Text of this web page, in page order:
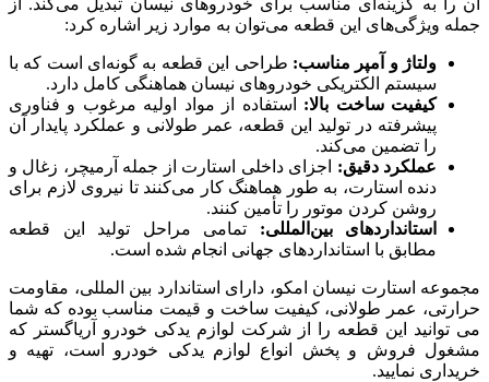
آن را به گزینه‌ای مناسب برای خودروهای نیسان تبدیل می‌کند. از
جمله ویژگی‌های این قطعه می‌توان به موارد زیر اشاره کرد:
ولتاژ و آمپر مناسب: طراحی این قطعه به گونه‌ای است که با
سیستم الکتریکی خودروهای نیسان هماهنگی کامل دارد.
کیفیت ساخت بالا: استفاده از مواد اولیه مرغوب و فناوری
پیشرفته در تولید این قطعه، عمر طولانی و عملکرد پایدار آن
را تضمین می‌کند.
عملکرد دقیق: اجزای داخلی استارت از جمله آرمیچر، زغال و
دنده استارت، به طور هماهنگ کار می‌کنند تا نیروی لازم برای
روشن کردن موتور را تأمین کنند.
استانداردهای بین‌المللی: تمامی مراحل تولید این قطعه
مطابق با استانداردهای جهانی انجام شده است.
مجموعه استارت نیسان امکو، دارای استاندارد بین المللی، مقاومت
حرارتی، عمر طولانی، کیفیت ساخت و قیمت مناسب بوده که شما
می توانید این قطعه را از شرکت لوازم یدکی خودرو آریاگستر که
مشغول فروش و پخش انواع لوازم یدکی خودرو است، تهیه و
خریداری نمایید.